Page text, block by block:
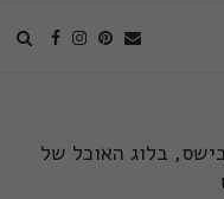
בלוג האוכל של